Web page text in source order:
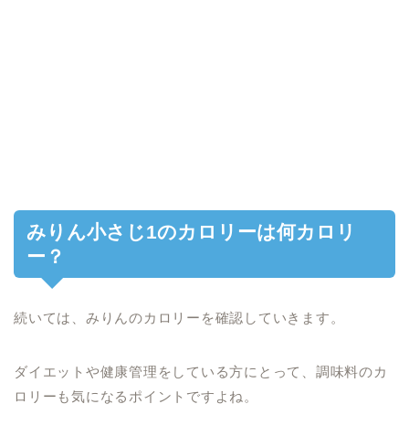
みりん小さじ1のカロリーは何カロリ
ー？
続いては、みりんのカロリーを確認していきます。
ダイエットや健康管理をしている方にとって、調味料のカ
ロリーも気になるポイントですよね。